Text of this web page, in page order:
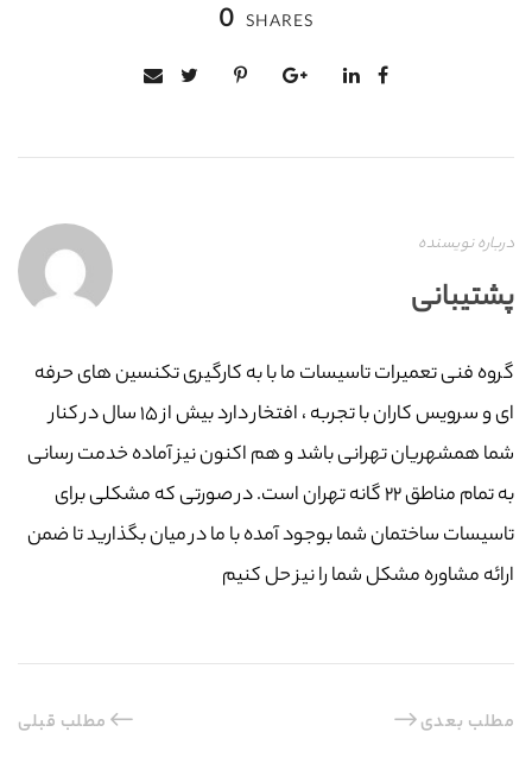
0 SHARES
درباره نویسنده
پشتیبانی
گروه فنی تعمیرات تاسیسات ما با به‌ کارگیری تکنسین های حرفه
ای و سرویس کاران با تجربه ، افتخار دارد بیش از ۱۵ سال در کنار
شما همشهریان تهرانی باشد و هم اکنون نیز آماده خدمت رسانی
به تمام مناطق ۲۲ گانه تهران است. در صورتی که مشکلی برای
تاسیسات ساختمان شما بوجود آمده با ما در میان بگذارید تا ضمن
ارائه مشاوره مشکل شما را نیز حل کنیم
مطلب قبلی مطلب بعدی